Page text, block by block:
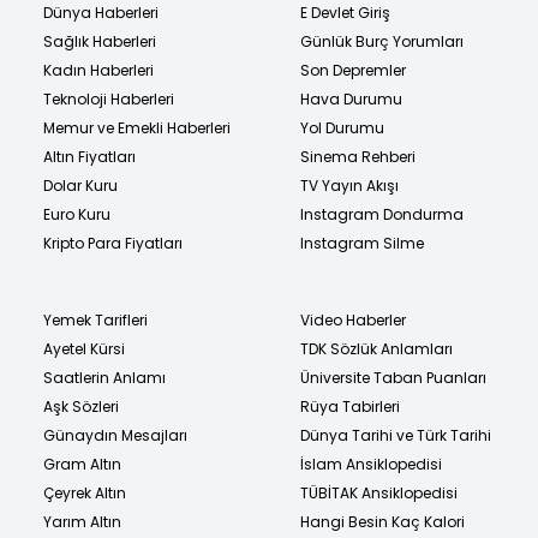
Dünya Haberleri
Sağlık Haberleri
Kadın Haberleri
Teknoloji Haberleri
Memur ve Emekli Haberleri
Altın Fiyatları
Dolar Kuru
Euro Kuru
Kripto Para Fiyatları
E Devlet Giriş
Günlük Burç Yorumları
Son Depremler
Hava Durumu
Yol Durumu
Sinema Rehberi
TV Yayın Akışı
Instagram Dondurma
Instagram Silme
Yemek Tarifleri
Ayetel Kürsi
Saatlerin Anlamı
Aşk Sözleri
Günaydın Mesajları
Gram Altın
Çeyrek Altın
Yarım Altın
Video Haberler
TDK Sözlük Anlamları
Üniversite Taban Puanları
Rüya Tabirleri
Dünya Tarihi ve Türk Tarihi
İslam Ansiklopedisi
TÜBİTAK Ansiklopedisi
Hangi Besin Kaç Kalori